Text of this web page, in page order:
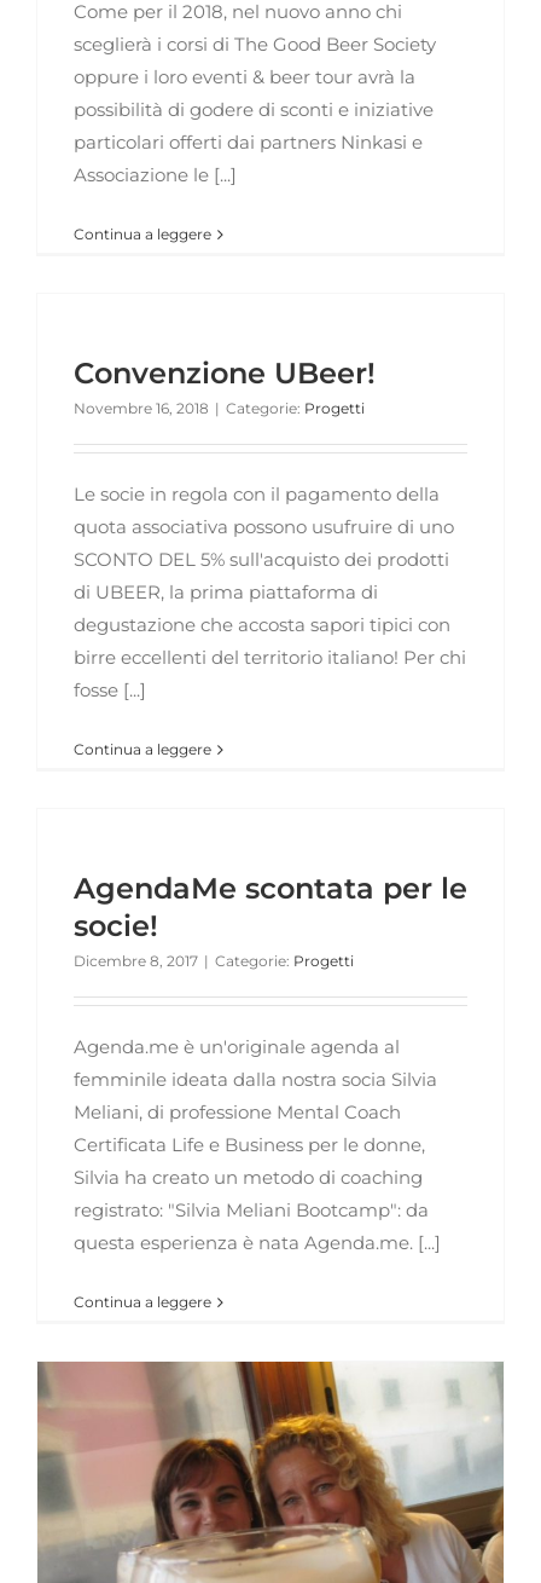
Come per il 2018, nel nuovo anno chi
sceglierà i corsi di The Good Beer Society
oppure i loro eventi & beer tour avrà la
possibilità di godere di sconti e iniziative
particolari offerti dai partners Ninkasi e
Associazione le [...]
Continua a leggere
Convenzione UBeer!
Novembre 16, 2018 | Categorie: Progetti
Le socie in regola con il pagamento della
quota associativa possono usufruire di uno
SCONTO DEL 5% sull'acquisto dei prodotti
di UBEER, la prima piattaforma di
degustazione che accosta sapori tipici con
birre eccellenti del territorio italiano! Per chi
fosse [...]
Continua a leggere
AgendaMe scontata per le
socie!
Dicembre 8, 2017 | Categorie: Progetti
Agenda.me è un'originale agenda al
femminile ideata dalla nostra socia Silvia
Meliani, di professione Mental Coach
Certificata Life e Business per le donne,
Silvia ha creato un metodo di coaching
registrato: "Silvia Meliani Bootcamp": da
questa esperienza è nata Agenda.me. [...]
Continua a leggere